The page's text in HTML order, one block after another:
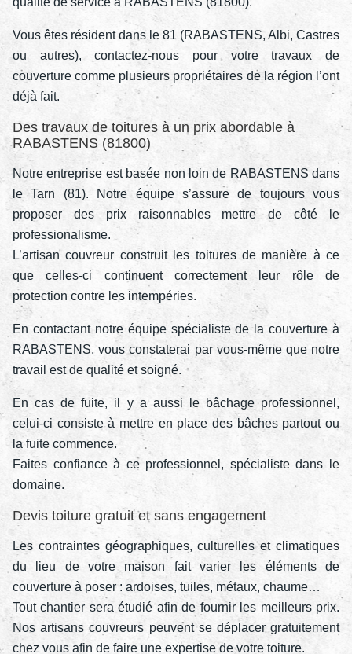
Vous êtes résident dans le 81 (RABASTENS, Albi, Castres
ou autres), contactez-nous pour votre travaux de
couverture comme plusieurs propriétaires de la région l’ont
déjà fait.
Des travaux de toitures à un prix abordable à
RABASTENS (81800)
Notre entreprise est basée non loin de RABASTENS dans
le Tarn (81). Notre équipe s’assure de toujours vous
proposer des prix raisonnables mettre de côté le
professionalisme.
L’artisan couvreur construit les toitures de manière à ce
que celles-ci continuent correctement leur rôle de
protection contre les intempéries.
En contactant notre équipe spécialiste de la couverture à
RABASTENS, vous constaterai par vous-même que notre
travail est de qualité et soigné.
En cas de fuite, il y a aussi le bâchage professionnel,
celui-ci consiste à mettre en place des bâches partout ou
la fuite commence.
Faites confiance à ce professionnel, spécialiste dans le
domaine.
Devis toiture gratuit et sans engagement
Les contraintes géographiques, culturelles et climatiques
du lieu de votre maison fait varier les éléments de
couverture à poser : ardoises, tuiles, métaux, chaume…
Tout chantier sera étudié afin de fournir les meilleurs prix.
Nos artisans couvreurs peuvent se déplacer gratuitement
chez vous afin de faire une expertise de votre toiture.